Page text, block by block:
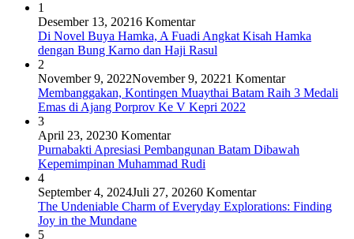
1
Desember 13, 20216 Komentar
Di Novel Buya Hamka, A Fuadi Angkat Kisah Hamka
dengan Bung Karno dan Haji Rasul
2
November 9, 2022November 9, 20221 Komentar
Membanggakan, Kontingen Muaythai Batam Raih 3 Medali
Emas di Ajang Porprov Ke V Kepri 2022
3
April 23, 20230 Komentar
Purnabakti Apresiasi Pembangunan Batam Dibawah
Kepemimpinan Muhammad Rudi
4
September 4, 2024Juli 27, 20260 Komentar
The Undeniable Charm of Everyday Explorations: Finding
Joy in the Mundane
5